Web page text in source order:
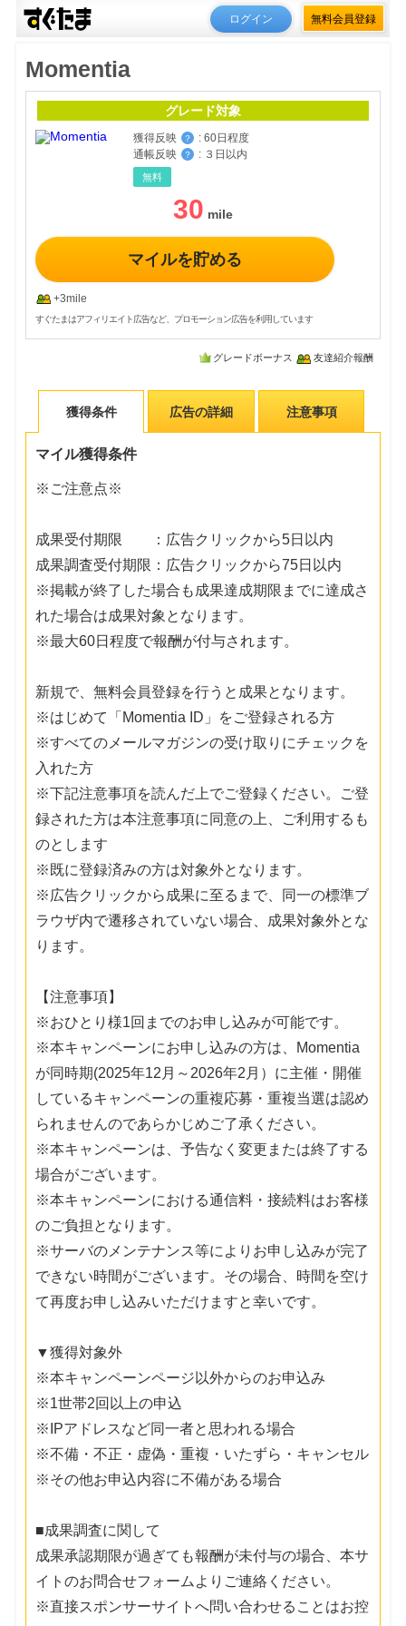
ログイン 無料会員登録
Momentia
グレード対象
獲得反映 ？ : 60日程度
通帳反映
？ : ３日以内
無料
30
マイルを貯める
+3mile
すぐたまはアフィリエイト広告など、プロモーション広告を利用しています
グレードボーナス 友達紹介報酬
獲得条件 広告の詳細 注意事項
マイル獲得条件
※ご注意点※
成果受付期限 ：広告クリックから5日以内
成果調査受付期限：広告クリックから75日以内
※掲載が終了した場合も成果達成期限までに達成さ
れた場合は成果対象となります。
※最大60日程度で報酬が付与されます。
新規で、無料会員登録を行うと成果となります。
※はじめて「Momentia ID」をご登録される方
※すべてのメールマガジンの受け取りにチェックを
入れた方
※下記注意事項を読んだ上でご登録ください。ご登
録された方は本注意事項に同意の上、ご利用するも
のとします
※既に登録済みの方は対象外となります。
※広告クリックから成果に至るまで、同一の標準ブ
ラウザ内で遷移されていない場合、成果対象外とな
ります。
【注意事項】
※おひとり様1回までのお申し込みが可能です。
※本キャンペーンにお申し込みの方は、Momentia
が同時期(2025年12月～2026年2月）に主催・開催
しているキャンペーンの重複応募・重複当選は認め
られませんのであらかじめご了承ください。
※本キャンペーンは、予告なく変更または終了する
場合がございます。
※本キャンペーンにおける通信料・接続料はお客様
のご負担となります。
※サーバのメンテナンス等によりお申し込みが完了
できない時間がございます。その場合、時間を空け
て再度お申し込みいただけますと幸いです。
▼獲得対象外
※本キャンペーンページ以外からのお申込み
※1世帯2回以上の申込
※IPアドレスなど同一者と思われる場合
※不備・不正・虚偽・重複・いたずら・キャンセル
※その他お申込内容に不備がある場合
■成果調査に関して
成果承認期限が過ぎても報酬が未付与の場合、本サ
イトのお問合せフォームよりご連絡ください。
※直接スポンサーサイトへ問い合わせることはお控